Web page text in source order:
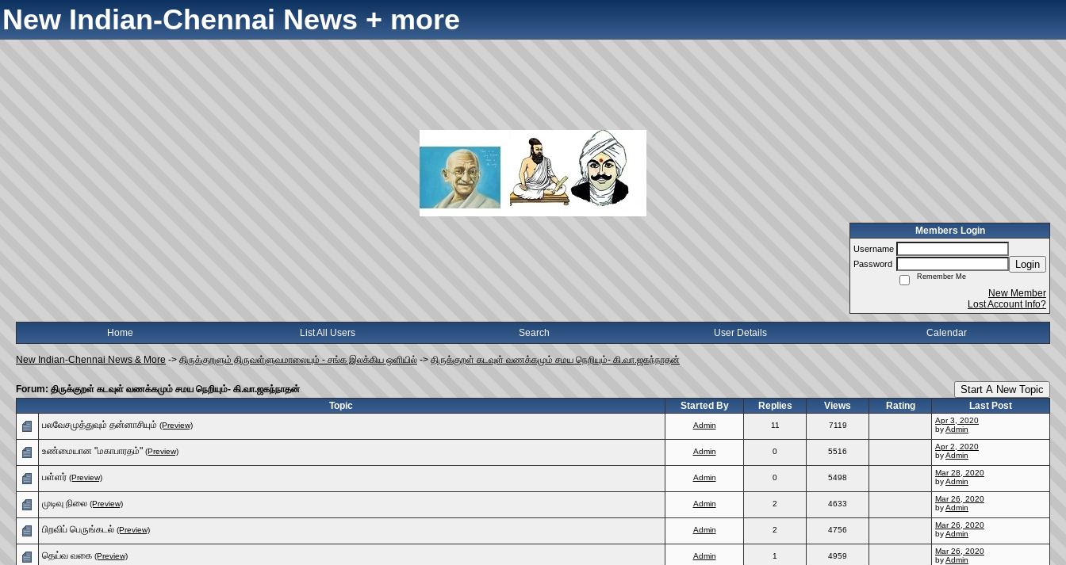
New Indian-Chennai News + more
Members Login
Username
Password
Login
Remember Me
New Member
Lost Account Info?
Home List All Users Search User Details Calendar
New Indian-Chennai News & More -> திருக்குறளும் திருவள்ளுவமாலையும் - சங்க இலக்கிய ஒளியில் -> திருக்குறள் கடவுள் வணக்கமும் சமய நெறியும்- கி.வா.ஜகந்நாதன்
Forum: திருக்குறள் கடவுள் வணக்கமும் சமய நெறியும்- கி.வா.ஜகந்நாதன் Start A New Topic
Topic Started By Replies Views Rating
Last Post
பலவேசமுத்துவும் தன்னாசியும் (Preview) Admin 11 7119
Apr 3, 2020
byAdmin
உண்மையான "மகாபாரதம்" (Preview) Admin 0 5516
Apr 2, 2020
byAdmin
பள்ளர் (Preview) Admin 0 5498
Mar 28, 2020
byAdmin
முடிவு நிலை (Preview) Admin 2 4633
Mar 26, 2020
byAdmin
பிறவிப் பெருங்கடல் (Preview) Admin 2 4756
Mar 26, 2020
byAdmin
தெய்வ வகை (Preview) Admin 1 4959
Mar 26, 2020
byAdmin